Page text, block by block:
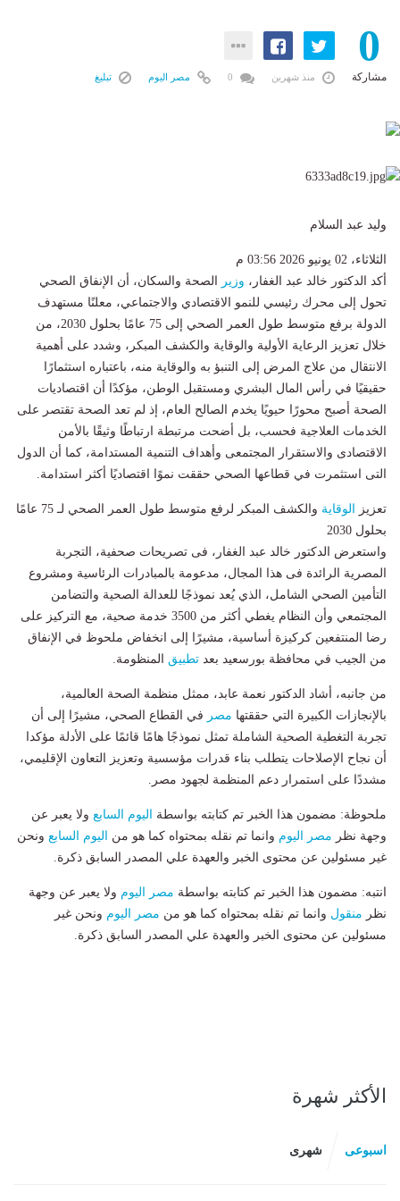
0
مشاركة منذ شهرين مصر اليوم تبليغ
وليد عبد السلام
الثلاثاء، 02 يونيو 2026 03:56 م
وزير الصحة والسكان، أن الإنفاق الصحي
تحول إلى محرك رئيسي للنمو الاقتصادي والاجتماعي، معلنًا مستهدف
الدولة برفع متوسط طول العمر الصحي إلى 75 عامًا بحلول 2030، من
خلال تعزيز الرعاية الأولية والوقاية والكشف المبكر، وشدد على أهمية
الانتقال من علاج المرض إلى التنبؤ به والوقاية منه، باعتباره استثمارًا
حقيقيًا في رأس المال البشري ومستقبل الوطن، مؤكدًا أن اقتصاديات
الصحة أصبح محورًا حيويًا يخدم الصالح العام، إذ لم تعد الصحة تقتصر على
الخدمات العلاجية فحسب، بل أضحت مرتبطة ارتباطًا وثيقًا بالأمن
الاقتصادى والاستقرار المجتمعى وأهداف التنمية المستدامة، كما أن الدول
التى استثمرت في قطاعها الصحي حققت نموًا اقتصاديًا أكثر استدامة.
تعزيز الوقاية
والكشف المبكر لرفع متوسط طول العمر الصحي لـ 75 عامًا
بحلول 2030
‎واستعرض الدكتور خالد عبد الغفار، فى تصريحات صحفية، التجربة
المصرية الرائدة فى هذا المجال، مدعومة بالمبادرات الرئاسية ومشروع
التأمين الصحي الشامل، الذي يُعد نموذجًا للعدالة الصحية والتضامن
المجتمعي وأن النظام يغطي أكثر من 3500 خدمة صحية، مع التركيز على
رضا المنتفعين كركيزة أساسية، مشيرًا إلى انخفاض ملحوظ في الإنفاق
من الجيب في محافظة بورسعيد بعد تطبيق المنظومة.
‎من جانبه، أشاد الدكتور نعمة عابد، ممثل منظمة الصحة العالمية،
بالإنجازات الكبيرة التي حققتها مصر في القطاع الصحي، مشيرًا إلى أن
تجربة التغطية الصحية الشاملة تمثل نموذجًا هامًا قائمًا على الأدلة مؤكدا
أن نجاح الإصلاحات يتطلب بناء قدرات مؤسسية وتعزيز التعاون الإقليمي،
مشددًا على استمرار دعم المنظمة لجهود مصر.
ملحوظة: مضمون هذا الخبر تم كتابته بواسطة اليوم السابع ولا يعبر عن
وجهة نظر مصر اليوم وانما تم نقله بمحتواه كما هو من اليوم السابع ونحن
غير مسئولين عن محتوى الخبر والعهدة علي المصدر السابق ذكرة.
انتبه: مضمون هذا الخبر تم كتابته بواسطة مصر اليوم ولا يعبر عن وجهة
نظر منقول وانما تم نقله بمحتواه كما هو من مصر اليوم ونحن غير
مسئولين عن محتوى الخبر والعهدة علي المصدر السابق ذكرة.
الأكثر شهرة
اسبوعى شهرى